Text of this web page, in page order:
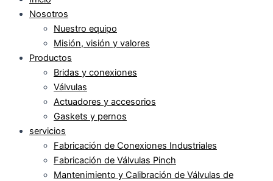
Nosotros
Nuestro equipo
Misión, visión y valores
Productos
Bridas y conexiones
Válvulas
Actuadores y accesorios
Gaskets y pernos
servicios
Fabricación de Conexiones Industriales
Fabricación de Válvulas Pinch
Mantenimiento y Calibración de Válvulas de